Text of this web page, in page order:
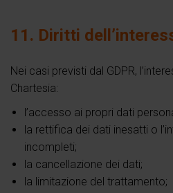
11. Diritti
Nei casi previsti dal GDPR,
Chartesia:
l’accesso ai propri dati
la rettifica dei dati inesatti o
incompleti;
la cancellazione dei dati;
la limitazione del trattamento;